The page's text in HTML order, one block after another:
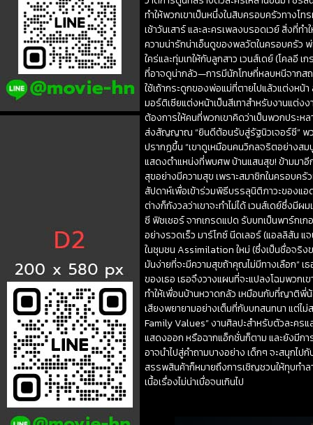
ทำให้พวกเขาเป็นหนึ่งในสิบครอบครัวทาง
เช้าวันเสาร์ และละครเพลงบรอดเวย์ สิ่งที่
ความน่ารักน่าเอ็นดูของพลวัตในครอบครัว
ใคร่และทุ่มเทให้กับลูกสาว เวนส์เดย์ (โคล
ที่อาจดูน่ากลัว—การมีนักโทษที่หลบหนีจากส
ใช้เถ้ากระดูกของพ่อแม่ที่ตายไปแล้วแต่งหน้
มอร์ติเซียแต่งหน้าเป็นสีเทาสำหรับงานแต่
ต้องการให้คนที่พวกเขาคิดว่าเป็นพวกประห
ส่งสัญญาณ “ยินดีต้อนรับสู่รัฐนิวเจอร์ซี” พวก
ปรากฏขึ้น “เขาดูเหมือนคนวิกลจริตอย่างส
แสดงตำแหน่งที่พบศพ บ้านแสนสุข! ข้ามมาอี
สุขอย่างมีความสุข เพราะสมาชิกในครอบค
สัปดาห์เพื่อเข้าร่วมพิธีบรรลุนิติภาวะของแ
ต่างก็กังวลว่าเขาจะทำไม่ได้ เวนส์เดย์ซึ่งมีผ
ซี ฟิชเชอร์ จากเกรดแปด รับบทเป็นพาร์กเ
อย่างรวดเร็ว มาร์โกซ์ นีดเลอร์ (แอลลิสัน แ
ในชุมชน Assimilation ใหม่ (ซึ่งเป็นชื่อจริง
มันง่ายที่จะมีความสุขถ้าคุณไม่มีทางเลือก”
ของเธอ เธอจึงวางแผนที่จะแปลงโฉมพวกเ
ทำให้เพื่อนบ้านหวาดกลัว เหมือนกับที่ญาติพี่
เสียงพยายามอย่างเต็มที่กับบทสนทนา แต่ไ
Family Values” งานศิลปะสำหรับตัวละครแ
แสดงออก หรือฉากแอ็กชั่นก็ตาม และยังมีก
อาจนำไปสู่คำถามบางอย่าง เด็กๆ จะสนุกไ
สรรพสินค้าก็หมายถึงการเชิญชวนให้ทุบทำล
เนื้อเรื่องไม่น่าเบื่อจนเกินไป